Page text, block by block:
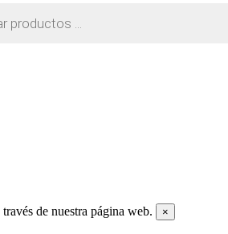
de nuestra página web. ×